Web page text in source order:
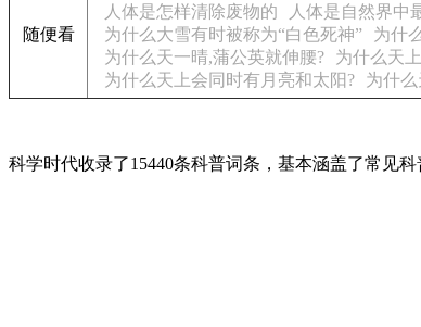
随便看
人体是怎样清除废物的
人体是自然界中
为什么大雪有时被称为“白色死神”
为什
为什么天一晴,蒲公英就伸腰?
为什么天
为什么天上会同时有月亮和太阳?
为什
科学时代收录了15440条科普词条，基本涵盖了常见